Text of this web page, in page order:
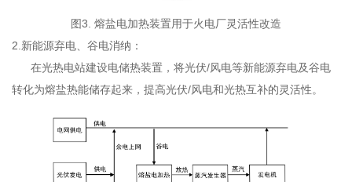
图3. 熔盐电加热装置用于火电厂灵活性改造
2.新能源弃电、谷电消纳：
在光热电站建设电储热装置，将光伏/风电等新能源弃电及谷电
转化为熔盐热能储存起来，提高光伏/风电和光热互补的灵活性。